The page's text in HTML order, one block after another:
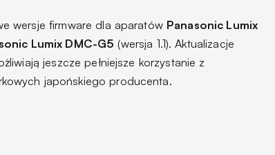
wersje firmware dla aparatów Panasonic Lumix
Lumix DMC-G5 (wersja 1.1). Aktualizacje
jeszcze pełniejsze korzystanie z
japońskiego producenta.